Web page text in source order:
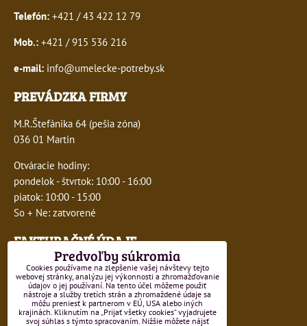
Telefón: +421 / 43 422 12 79
Mob.: +421 / 915 536 216
e-mail: info@umelecke-potreby.sk
PREVÁDZKA FIRMY
M.R.Štefánika 64 (pešia zóna)
036 01 Martin
Otváracie hodiny:
pondelok - štvrtok: 10:00 - 16:00
piatok: 10:00 - 15:00
So + Ne: zatvorené
FAKTURAČNÉ ÚDAJE
IČO:41243277
DIČ:1047749593
IČ DPH:SK1047749593
Predvoľby súkromia
Cookies používame na zlepšenie vašej návštevy tejto
webovej stránky, analýzu jej výkonnosti a zhromažďovanie
údajov o jej používaní. Na tento účel môžeme použiť
nástroje a služby tretích strán a zhromaždené údaje sa
môžu preniesť k partnerom v EÚ, USA alebo iných
krajinách. Kliknutím na „Prijať všetky cookies“ vyjadrujete
svoj súhlas s týmto spracovaním. Nižšie môžete nájsť